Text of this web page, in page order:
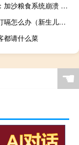
世粮署：加沙粮食系统崩溃 最后一家合作面包店关门
新生儿打嗝怎么办（新生儿打嗝怎么办）
都请什么菜
☚